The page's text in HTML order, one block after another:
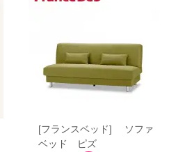
[フランスベッド] ソファ
ベッド ピズ